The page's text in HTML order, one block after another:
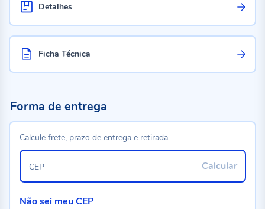
Detalhes
Ficha Técnica
Forma de entrega
Calcule frete, prazo de entrega e retirada
Calcular
CEP
Não sei meu CEP